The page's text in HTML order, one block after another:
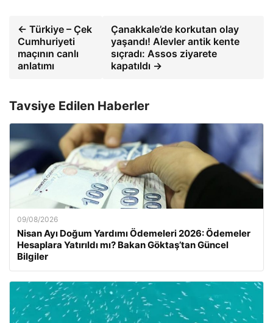
← Türkiye – Çek
Cumhuriyeti
maçının canlı
anlatımı
Çanakkale’de korkutan olay
yaşandı! Alevler antik kente
sıçradı: Assos ziyarete
kapatıldı →
Tavsiye Edilen Haberler
09/08/2026
Nisan Ayı Doğum Yardımı Ödemeleri 2026: Ödemeler
Hesaplara Yatırıldı mı? Bakan Göktaş’tan Güncel
Bilgiler